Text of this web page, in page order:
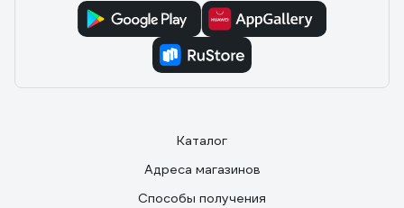
Каталог
Адреса магазинов
Способы получения